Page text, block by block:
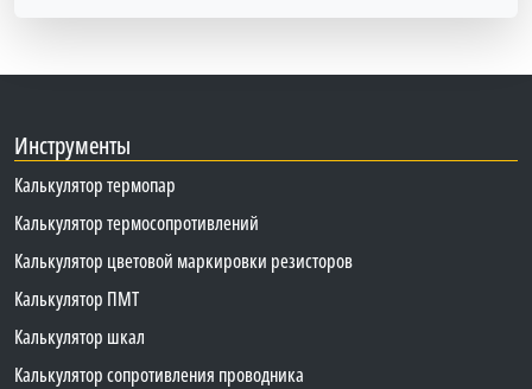
Инструменты
Калькулятор термопар
Калькулятор термосопротивлений
Калькулятор цветовой маркировки резисторов
Калькулятор ПМТ
Калькулятор шкал
Калькулятор сопротивления проводника